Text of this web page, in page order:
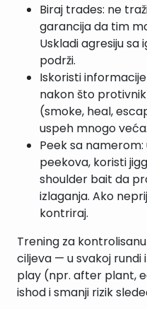
Biraj trades: ne
garancija da tim
Uskladi agresiju
podrži.
Iskoristi
nakon što
(smoke, heal,
uspeh mnogo veća.
Peek sa
peekova, koristi
shoulder bait da
izlaganja. Ako
kontriraj.
Trening za
ciljeva — u svakoj rundi
play (npr. after plant,
ishod i smanji rizik